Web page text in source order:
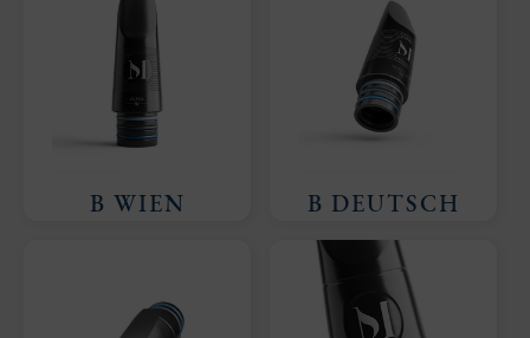
B WIEN B DEUTSCH